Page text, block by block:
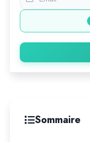
Sommaire